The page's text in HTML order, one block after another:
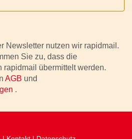
Newsletter nutzen wir rapidmail.
Sie zu, dass die
rapidmail übermittelt werden.
AGB und
.